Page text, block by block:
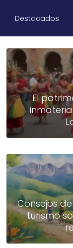
Destacados
El
Consejos
turismo